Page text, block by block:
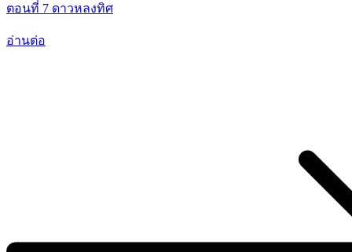
ตอนที่ 7 ดาวหลงทิศ
อ่านต่อ